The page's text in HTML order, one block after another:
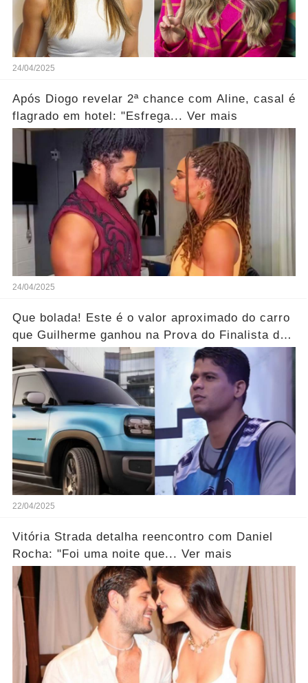
24/04/2025
Após Diogo revelar 2ª chance com Aline, casal é
flagrado em hotel: "Esfrega... Ver mais
24/04/2025
Que bolada! Este é o valor aproximado do carro
que Guilherme ganhou na Prova do Finalista do
BBB25...Ver mais
22/04/2025
Vitória Strada detalha reencontro com Daniel
Rocha: "Foi uma noite que... Ver mais